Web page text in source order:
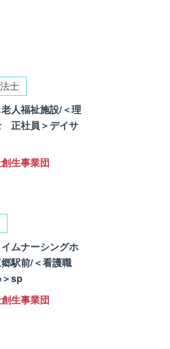
士
人福祉施設/＜理
正社員＞デイサ
生事業団
ムナーシングホ
駅前/＜看護職
sp
生事業団